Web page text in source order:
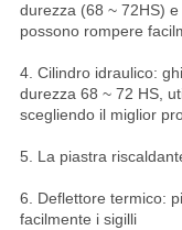
durezza (68 ~ 72HS)
possono rompere
4. Cilindro idraulico:
durezza 68 ~ 72 HS,
scegliendo il miglior
5. La piastra
6. Deflettore termico:
facilmente i sigilli